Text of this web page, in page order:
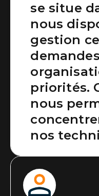
se situe
nous
gestion
priorités.
nous
nos